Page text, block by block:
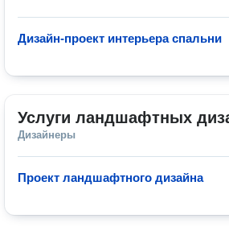
Дизайн-проект интерьера спальни
Услуги ландшафтных
Дизайнеры
Проект ландшафтного дизайна